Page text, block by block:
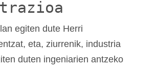
egiten dute Herri
eta, ziurrenik, industria
duten ingeniarien antzeko